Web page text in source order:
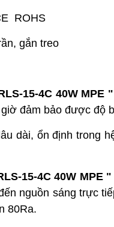
ROHS
gắn treo
15-4C 40W
đảm bảo được độ
dài, ổn định trong
15-4C 40W MPE
nguồn sáng trực
80Ra.